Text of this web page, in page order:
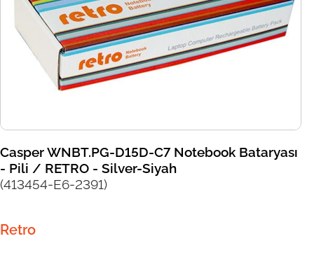
Casper WNBT.PG-D15D-C7 Notebook Bataryası
- Pili / RETRO - Silver-Siyah
(413454-E6-2391)
Retro